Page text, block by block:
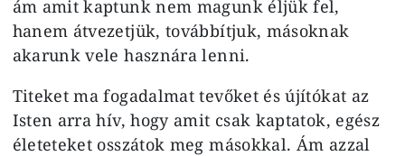
ám amit kaptunk nem magunk éljük fel,
hanem átvezetjük, továbbítjuk, másoknak
akarunk vele hasznára lenni.
Titeket ma fogadalmat tevőket és újítókat az
Isten arra hív, hogy amit csak kaptatok, egész
életeteket osszátok meg másokkal. Ám azzal